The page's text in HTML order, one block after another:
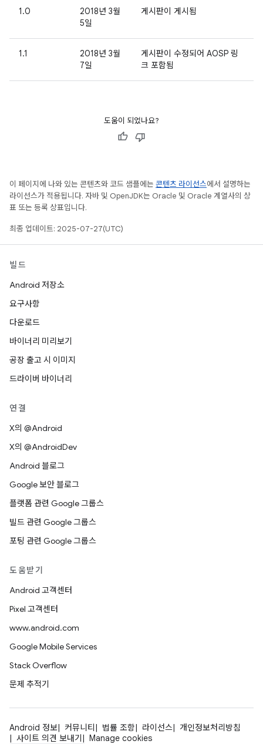
1.0
2018년 3월
5일
게시판이 게시됨
1.1
2018년 3월
7일
게시판이 수정되어 AOSP 링
크 포함됨
도움이 되었나요?
이 페이지에 나와 있는 콘텐츠와 코드 샘플에는 콘텐츠 라이선스에서 설명하는
라이선스가 적용됩니다. 자바 및 OpenJDK는 Oracle 및 Oracle 계열사의 상
표 또는 등록 상표입니다.
최종 업데이트: 2025-07-27(UTC)
빌드
Android 저장소
요구사항
다운로드
바이너리 미리보기
공장 출고 시 이미지
드라이버 바이너리
연결
X의 @Android
X의 @AndroidDev
Android 블로그
Google 보안 블로그
플랫폼 관련 Google 그룹스
빌드 관련 Google 그룹스
포팅 관련 Google 그룹스
도움받기
Android 고객센터
Pixel 고객센터
www.android.com
Google Mobile Services
Stack Overflow
문제 추적기
Android 정보 커뮤니티 법률 조항 라이선스
개인정보처리방침
사이트 의견 보내기
Manage cookies